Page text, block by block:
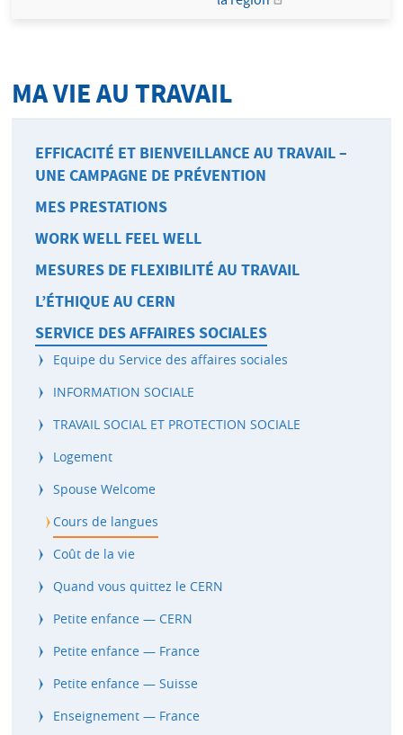
MA VIE AU TRAVAIL
EFFICACITÉ ET BIENVEILLANCE AU TRAVAIL –
UNE CAMPAGNE DE PRÉVENTION
MES PRESTATIONS
WORK WELL FEEL WELL
MESURES DE FLEXIBILITÉ AU TRAVAIL
L’ÉTHIQUE AU CERN
SERVICE DES AFFAIRES SOCIALES
Equipe du Service des affaires sociales
INFORMATION SOCIALE
TRAVAIL SOCIAL ET PROTECTION SOCIALE
Logement
Spouse Welcome
Cours de langues
Coût de la vie
Quand vous quittez le CERN
Petite enfance — CERN
Petite enfance — France
Petite enfance — Suisse
Enseignement — France